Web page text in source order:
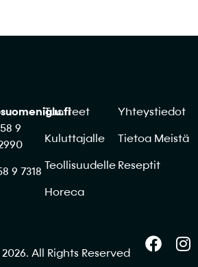
9
9 7318
Tuotteet
Kuluttajalle
Teollisuudelle
Horeca
Yhteystiedot
Tietoa Meistä
Reseptit
All Rights Reserved